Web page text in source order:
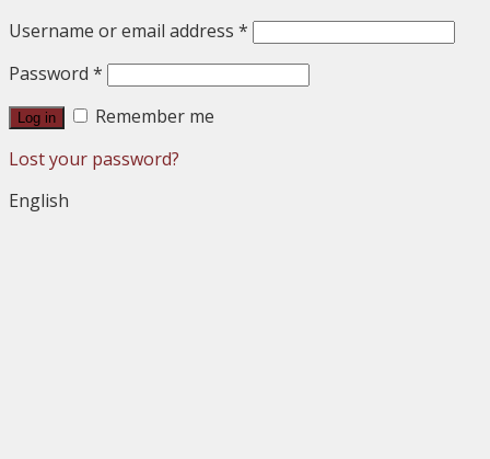
Username or email address *
Password *
Log in
Remember me
Lost your password?
English